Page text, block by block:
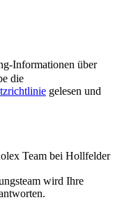
Informationen über
die
gelesen und
Team bei Hollfelder
wird Ihre